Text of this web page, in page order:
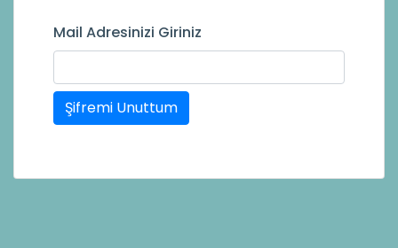
Mail Adresinizi Giriniz
Şifremi Unuttum